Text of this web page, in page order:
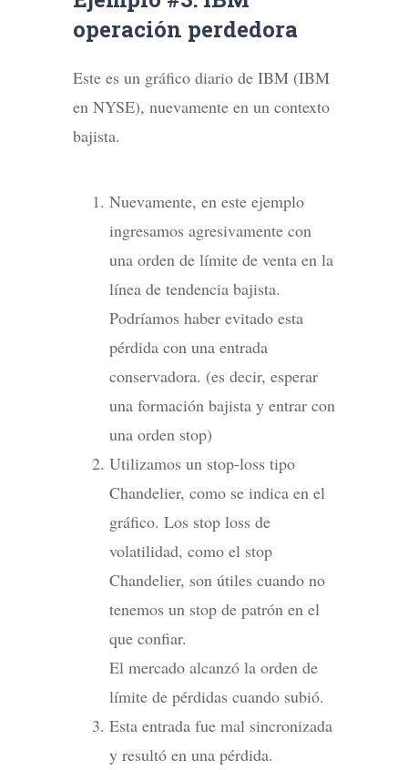
operación perdedora
Este es un gráfico diario de IBM (IBM
en NYSE), nuevamente en un contexto
bajista.
Nuevamente, en este ejemplo
ingresamos agresivamente con
una orden de límite de venta en la
línea de tendencia bajista.
Podríamos haber evitado esta
pérdida con una entrada
conservadora. (es decir, esperar
una formación bajista y entrar con
una orden stop)
Utilizamos un stop-loss tipo
Chandelier, como se indica en el
gráfico. Los stop loss de
volatilidad, como el stop
Chandelier, son útiles cuando no
tenemos un stop de patrón en el
que confiar.
El mercado alcanzó la orden de
límite de pérdidas cuando subió.
Esta entrada fue mal sincronizada
y resultó en una pérdida.